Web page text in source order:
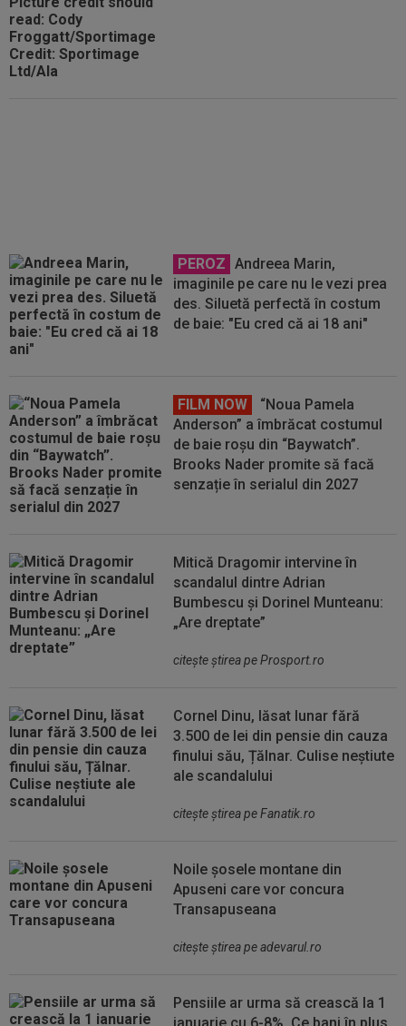
PEROZ Andreea Marin,
imaginile pe care nu le vezi prea
des. Siluetă perfectă în costum
de baie: "Eu cred că ai 18 ani"
FILM NOW
“Noua Pamela
Anderson” a îmbrăcat costumul
de baie roșu din “Baywatch”.
Brooks Nader promite să facă
senzație în serialul din 2027
Mitică Dragomir intervine în
scandalul dintre Adrian
Bumbescu și Dorinel Munteanu:
„Are dreptate”
citeşte ştirea pe Prosport.ro
Cornel Dinu, lăsat lunar fără
3.500 de lei din pensie din cauza
finului său, Țălnar. Culise neștiute
ale scandalului
citeşte ştirea pe Fanatik.ro
Noile șosele montane din
Apuseni care vor concura
Transapuseana
citeşte ştirea pe adevarul.ro
Pensiile ar urma să crească la 1